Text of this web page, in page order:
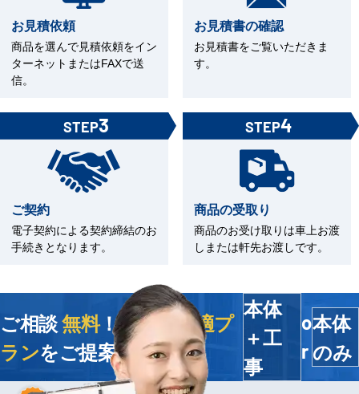
お見積依頼
商品を選んで見積依頼をイン
ターネットまたはFAXで送
信。
お見積書の確認
お見積書をご覧いただきま
す。
STEP3
ご契約
電子契約による契約締結のお
手続きとなります。
STEP4
商品の受取り
商品のお受け取りは車上お渡
しまたは軒先お渡しです。
ご相談無料！今すぐ
最適プ
ランをご提案します
本体
＋工
事
o
r
本体
のみ